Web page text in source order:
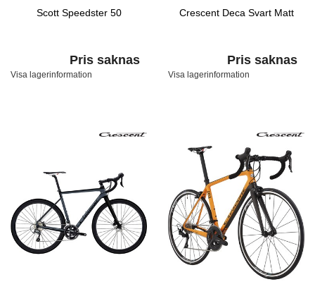
Scott Speedster 50
Pris saknas
Visa lagerinformation
Crescent Deca Svart Matt
Pris saknas
Visa lagerinformation